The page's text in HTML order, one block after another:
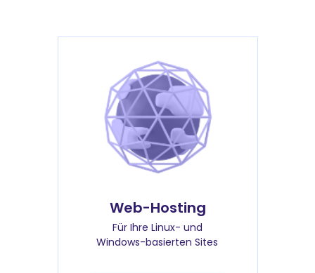
Web-Hosting
Für Ihre Linux- und
Windows-basierten Sites